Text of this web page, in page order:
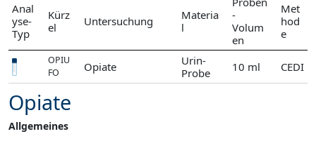
Anal
yse-
Typ
Kürz
el
Untersuchung
Materia
l
-
Volum
en
Met
hod
e
OPIU
FO
Opiate
Urin-
Probe
10 ml CEDI
Opiate
Allgemeines